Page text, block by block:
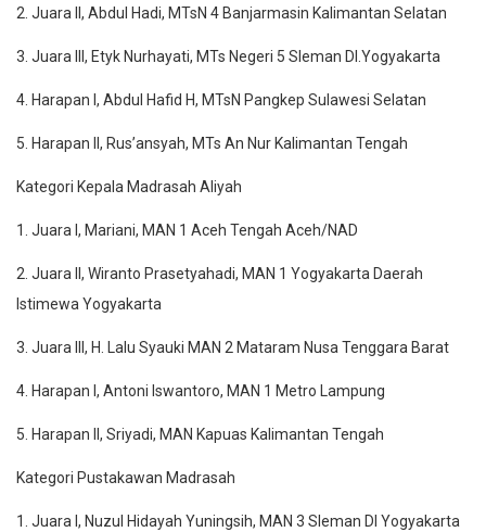
2. Juara II, Abdul Hadi, MTsN 4 Banjarmasin Kalimantan Selatan
3. Juara III, Etyk Nurhayati, MTs Negeri 5 Sleman DI.Yogyakarta
4. Harapan I, Abdul Hafid H, MTsN Pangkep Sulawesi Selatan
5. Harapan II, Rus’ansyah, MTs An Nur Kalimantan Tengah
Kategori Kepala Madrasah Aliyah
1. Juara I, Mariani, MAN 1 Aceh Tengah Aceh/NAD
2. Juara II, Wiranto Prasetyahadi, MAN 1 Yogyakarta Daerah
Istimewa Yogyakarta
3. Juara III, H. Lalu Syauki MAN 2 Mataram Nusa Tenggara Barat
4. Harapan I, Antoni Iswantoro, MAN 1 Metro Lampung
5. Harapan II, Sriyadi, MAN Kapuas Kalimantan Tengah
Kategori Pustakawan Madrasah
1. Juara I, Nuzul Hidayah Yuningsih, MAN 3 Sleman DI Yogyakarta